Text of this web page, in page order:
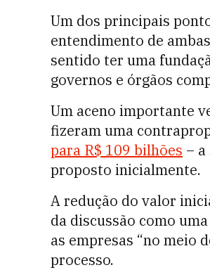
Um dos principais
entendimento de
sentido ter uma
governos e órgãos
Um aceno importante
fizeram uma
para R$ 109 bilhões –
proposto inicialmente.
A redução do valor
da discussão como
as empresas “no meio
processo.